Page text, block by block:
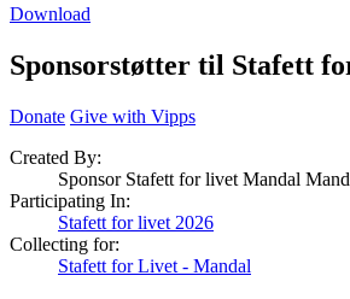
Download
Sponsorstøtter til Stafett
Donate Give with Vipps
Created By:
Sponsor Stafett for livet Mandal
Participating In:
Stafett for livet 2026
Collecting for:
Stafett for Livet - Mandal